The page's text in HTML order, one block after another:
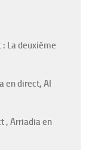
La deuxième
en direct, Al
, Arriadia en